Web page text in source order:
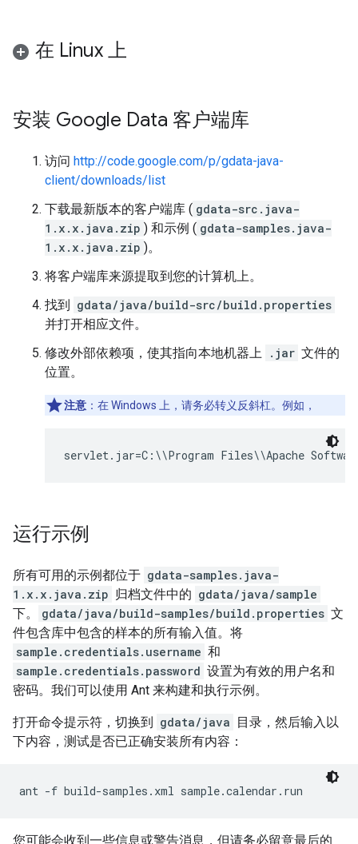
在 Linux 上
安装 Google Data 客户端库
访问 http://code.google.com/p/gdata-java-
client/downloads/list
下载最新版本的客户端库 ( gdata-src.java-
1.x.x.java.zip ) 和示例 ( gdata-samples.java-
1.x.x.java.zip )。
将客户端库来源提取到您的计算机上。
找到 gdata/java/build-src/build.properties
并打开相应文件。
修改外部依赖项，使其指向本地机器上 .jar 文件的
位置。
注意 ：在 Windows 上，请务必转义反斜杠。例如，
servlet.jar=C:\\Program Files\\Apache
运行示例
所有可用的示例都位于 gdata-samples.java-
1.x.x.java.zip 归档文件中的 gdata/java/sample
下。
gdata/java/build-samples/build.properties 文
件包含库中包含的样本的所有输入值。将
sample.credentials.username 和
sample.credentials.password 设置为有效的用户名和
密码。我们可以使用 Ant 来构建和执行示例。
打开命令提示符，切换到 gdata/java 目录，然后输入以
下内容，测试是否已正确安装所有内容：
ant -f build-samples.xml sample.calendar.run
您可能会收到一些信息或警告消息，但请务必留意最后的